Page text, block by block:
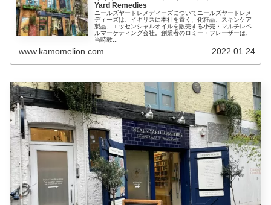
Yard Remedies
ニールズヤードレメディーズについてニールズヤードレメ
ディーズは、イギリスに本社を置く、化粧品、スキンケア
製品、エッセンシャルオイルを販売する小売・マルチレベ
ルマーケティング会社。創業者のロミー・フレーザーは、
当時教...
www.kamomelion.com 2022.01.24